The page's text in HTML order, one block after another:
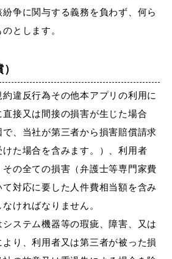
争に関与する義務を負わず、何ら
とします。
違反行為その他本アプリの利用に
接又は間接の損害が生じた場合
で、当社が第三者から損害賠償請求
た場合を含みます。）、利用者
の全ての損害（弁護士等専門家費
対応に要した人件費相当額を含み
ければなりません。
ステム機器等の瑕疵、障害、又は
り、利用者又は第三者が被った損